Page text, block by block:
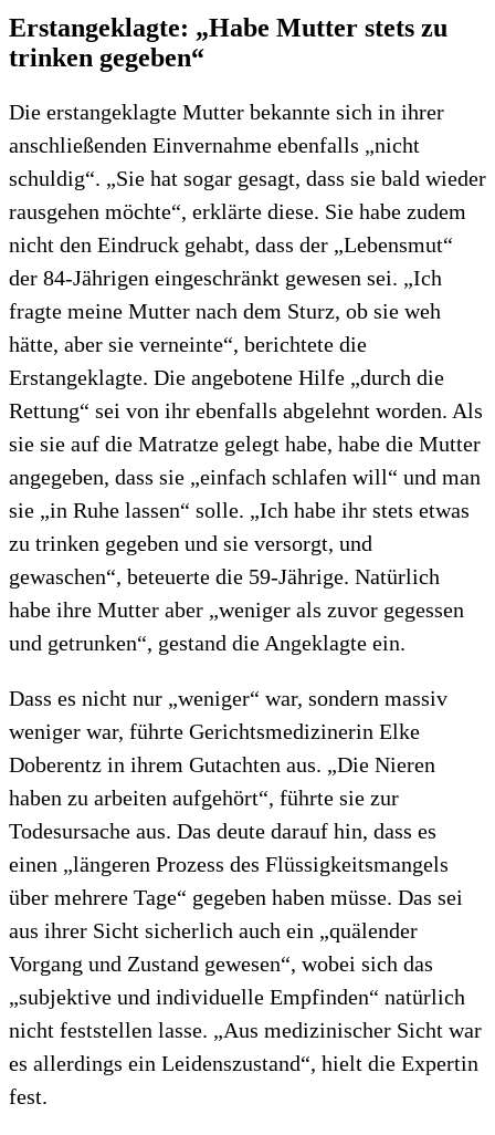
Erstangeklagte: „Habe Mutter stets zu
trinken gegeben“
Die erstangeklagte Mutter bekannte sich in ihrer
anschließenden Einvernahme ebenfalls „nicht
schuldig“. „Sie hat sogar gesagt, dass sie bald wieder
rausgehen möchte“, erklärte diese. Sie habe zudem
nicht den Eindruck gehabt, dass der „Lebensmut“
der 84-Jährigen eingeschränkt gewesen sei. „Ich
fragte meine Mutter nach dem Sturz, ob sie weh
hätte, aber sie verneinte“, berichtete die
Erstangeklagte. Die angebotene Hilfe „durch die
Rettung“ sei von ihr ebenfalls abgelehnt worden. Als
sie sie auf die Matratze gelegt habe, habe die Mutter
angegeben, dass sie „einfach schlafen will“ und man
sie „in Ruhe lassen“ solle. „Ich habe ihr stets etwas
zu trinken gegeben und sie versorgt, und
gewaschen“, beteuerte die 59-Jährige. Natürlich
habe ihre Mutter aber „weniger als zuvor gegessen
und getrunken“, gestand die Angeklagte ein.
Dass es nicht nur „weniger“ war, sondern massiv
weniger war, führte Gerichtsmedizinerin Elke
Doberentz in ihrem Gutachten aus. „Die Nieren
haben zu arbeiten aufgehört“, führte sie zur
Todesursache aus. Das deute darauf hin, dass es
einen „längeren Prozess des Flüssigkeitsmangels
über mehrere Tage“ gegeben haben müsse. Das sei
aus ihrer Sicht sicherlich auch ein „quälender
Vorgang und Zustand gewesen“, wobei sich das
„subjektive und individuelle Empfinden“ natürlich
nicht feststellen lasse. „Aus medizinischer Sicht war
es allerdings ein Leidenszustand“, hielt die Expertin
fest.